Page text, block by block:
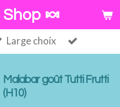
🍬
Large choix
Malabar goût Tutti Frutti
(H10)